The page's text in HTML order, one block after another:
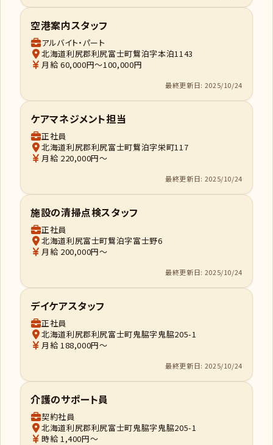
空港案内スタッフ
アルバイト・パート
北海道利尻郡利尻富士町鴛泊字本泊1143
月給 60,000円～100,000円
最終更新日: 2025/10/24
ケアマネジメント担当
正社員
北海道利尻郡利尻富士町鴛泊字栄町117
月給 220,000円～
最終更新日: 2025/10/24
施設の清掃点検スタッフ
正社員
北海道利尻富士町鴛泊字富士野6
月給 200,000円～
最終更新日: 2025/10/24
デイケアスタッフ
正社員
北海道利尻郡利尻富士町鬼脇字鬼脇205-1
月給 188,000円～
最終更新日: 2025/10/24
介護のサポート員
契約社員
北海道利尻郡利尻富士町鬼脇字鬼脇205-1
時給 1,400円～